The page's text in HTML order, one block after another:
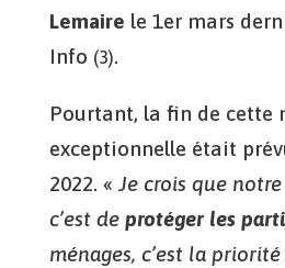
Lemaire le 1er mars
Info (3).
Pourtant, la fin de cette
exceptionnelle était
2022. « Je crois que
c’est de protéger les
ménages, c’est la